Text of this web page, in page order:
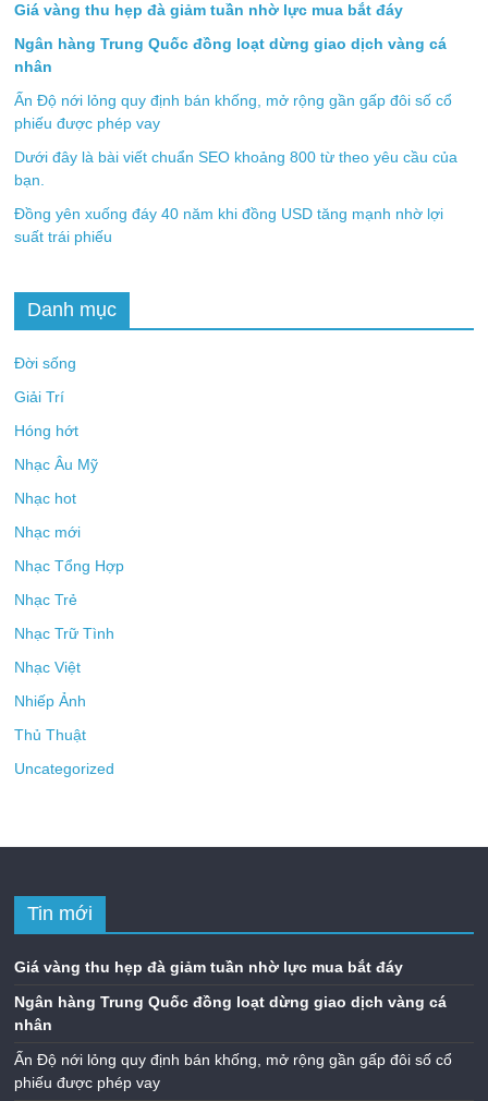
Giá vàng thu hẹp đà giảm tuần nhờ lực mua bắt đáy
Ngân hàng Trung Quốc đồng loạt dừng giao dịch vàng cá
nhân
Ấn Độ nới lỏng quy định bán khống, mở rộng gần gấp đôi số cổ
phiếu được phép vay
Dưới đây là bài viết chuẩn SEO khoảng 800 từ theo yêu cầu của
bạn.
Đồng yên xuống đáy 40 năm khi đồng USD tăng mạnh nhờ lợi
suất trái phiếu
Danh mục
Đời sống
Giải Trí
Hóng hớt
Nhạc Âu Mỹ
Nhạc hot
Nhạc mới
Nhạc Tổng Hợp
Nhạc Trẻ
Nhạc Trữ Tình
Nhạc Việt
Nhiếp Ảnh
Thủ Thuật
Uncategorized
Tin mới
Giá vàng thu hẹp đà giảm tuần nhờ lực mua bắt đáy
Ngân hàng Trung Quốc đồng loạt dừng giao dịch vàng cá
nhân
Ấn Độ nới lỏng quy định bán khống, mở rộng gần gấp đôi số cổ
phiếu được phép vay